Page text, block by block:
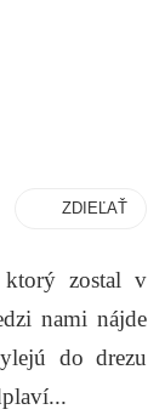
ZDIEĽAŤ
zostal v
nami nájde
do drezu